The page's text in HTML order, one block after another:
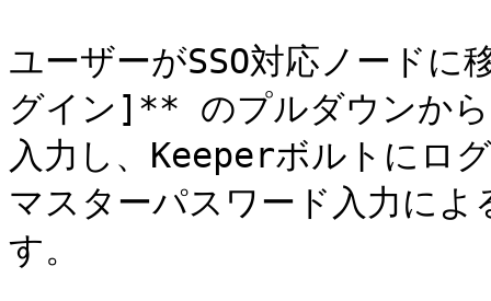
ユーザーがSSO対応ノード
グイン]** のプルダウンから
入力し、Keeperボルトにロ
マスターパスワード入力に
す。